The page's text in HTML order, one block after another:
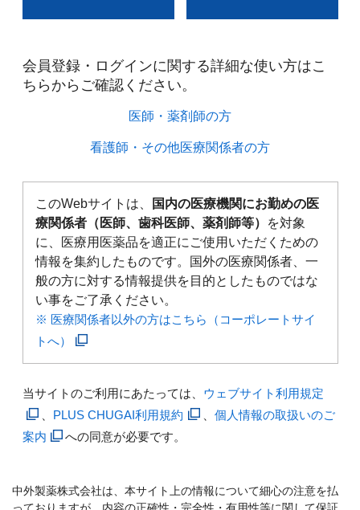
会員登録・ログインに関する詳細な使い方はこ
ちらからご確認ください。​
医師・薬剤師の方​
看護師・その他医療関係者の方​
このWebサイトは、
国内の医療機関にお勤めの医
療関係者（医師、歯科医師、薬剤師等）
を対象
に、医療用医薬品を適正にご使用いただくための
情報を集約したものです。国外の医療関係者、一
般の方に対する情報提供を目的としたものではな
い事をご了承ください。
※ 医療関係者以外の方はこちら（コーポレートサイ
トへ）
当サイトのご利用にあたっては、 ウェブサイト利用規定
PLUS CHUGAI利用規約
個人情報の取扱いのご
案内
への同意が必要です。
中外製薬株式会社は、本サイト上の情報について細心の注意を払
っておりますが、内容の正確性・完全性・有用性等に関して保証